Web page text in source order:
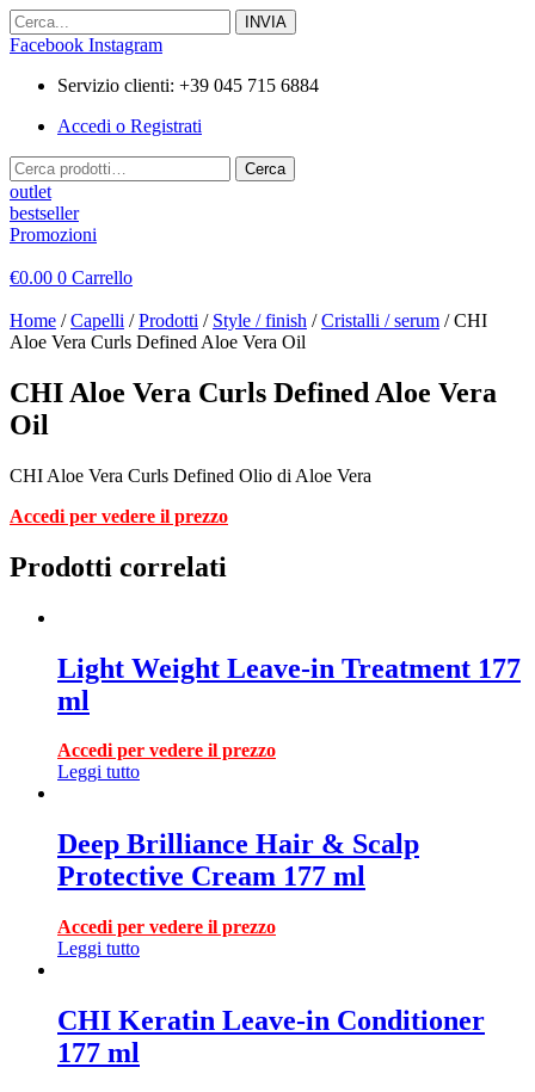
Vai
al
Facebook Instagram
Servizio clienti: +39 045 715 6884
Accedi o Registrati
Cerca:
Cerca
outlet
bestseller
Promozioni
€0.00 0 Carrello
Home /Capelli /Prodotti / Style / finish /Cristalli / serum / CHI
Aloe Vera Curls Defined Aloe Vera Oil
CHI Aloe Vera Curls Defined Aloe Vera
Oil
CHI Aloe Vera Curls Defined Olio di Aloe Vera
Accedi per vedere il prezzo
Prodotti correlati
Light Weight Leave-in Treatment 177
ml
Accedi per vedere il prezzo
Leggi tutto
Deep Brilliance Hair & Scalp
Protective Cream 177 ml
Accedi per vedere il prezzo
Leggi tutto
CHI Keratin Leave-in Conditioner
177 ml